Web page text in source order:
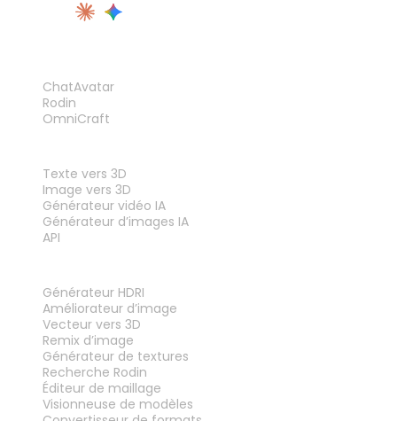
ChatAvatar
Rodin
OmniCraft
Texte vers 3D
Image vers 3D
Générateur vidéo IA
Générateur d’images IA
API
Générateur HDRI
Améliorateur d’image
Vecteur vers 3D
Remix d’image
Générateur de textures
Recherche Rodin
Éditeur de maillage
Visionneuse de modèles